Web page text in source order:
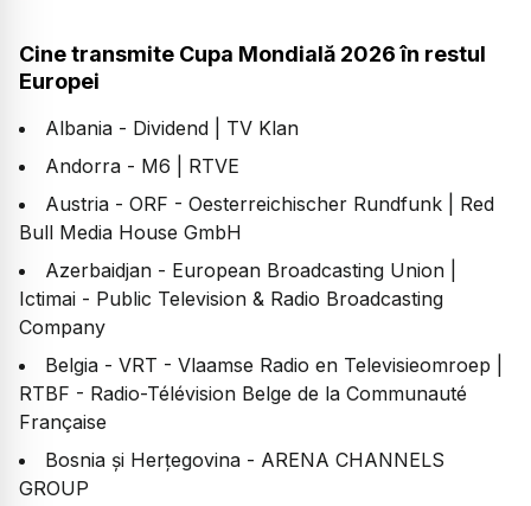
Cine transmite Cupa Mondială 2026 în restul
Europei
Albania - Dividend | TV Klan
Andorra - M6 | RTVE
Austria - ORF - Oesterreichischer Rundfunk | Red
Bull Media House GmbH
Azerbaidjan - European Broadcasting Union |
Ictimai - Public Television & Radio Broadcasting
Company
Belgia - VRT - Vlaamse Radio en Televisieomroep |
RTBF - Radio-Télévision Belge de la Communauté
Française
Bosnia și Herțegovina - ARENA CHANNELS
GROUP